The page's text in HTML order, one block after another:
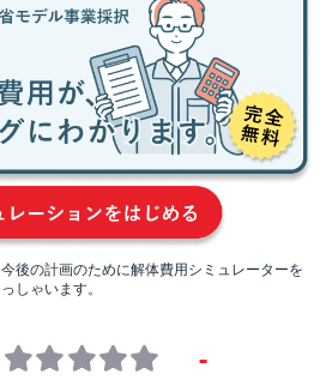
後の計画のために解体費用シミュレーターを
しゃいます。
-